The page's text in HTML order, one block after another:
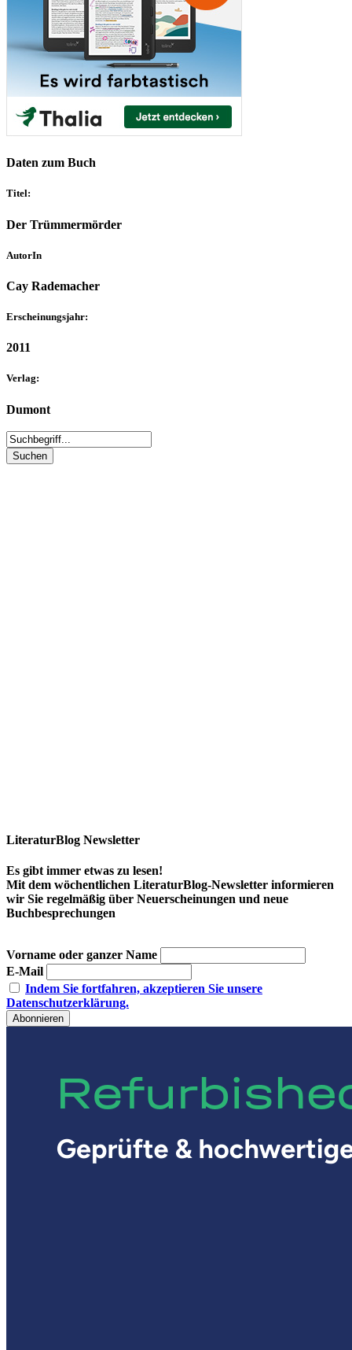
Daten zum Buch
Titel:
Der Trümmermörder
AutorIn
Cay Rademacher
Erscheinungsjahr:
2011
Verlag:
Dumont
LiteraturBlog Newsletter
Es gibt immer etwas zu lesen!
Mit dem wöchentlichen LiteraturBlog-Newsletter informieren
wir Sie regelmäßig über Neuerscheinungen und neue
Buchbesprechungen
Vorname oder ganzer Name
E-Mail
Indem Sie fortfahren, akzeptieren Sie unsere
Datenschutzerklärung.